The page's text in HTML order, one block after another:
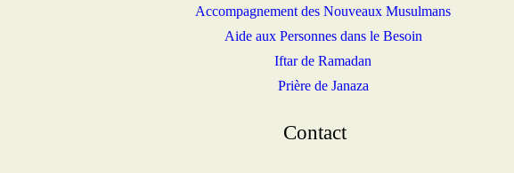
Accompagnement des Nouveaux Musulmans
Aide aux Personnes dans le Besoin
Iftar de Ramadan
Prière de Janaza
Contact